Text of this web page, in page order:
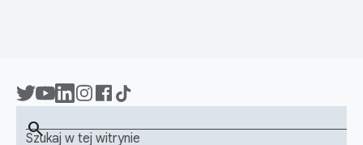
Szukaj w tej witrynie
search